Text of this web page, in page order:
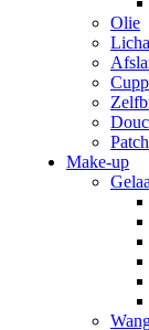
Olie
Make-up